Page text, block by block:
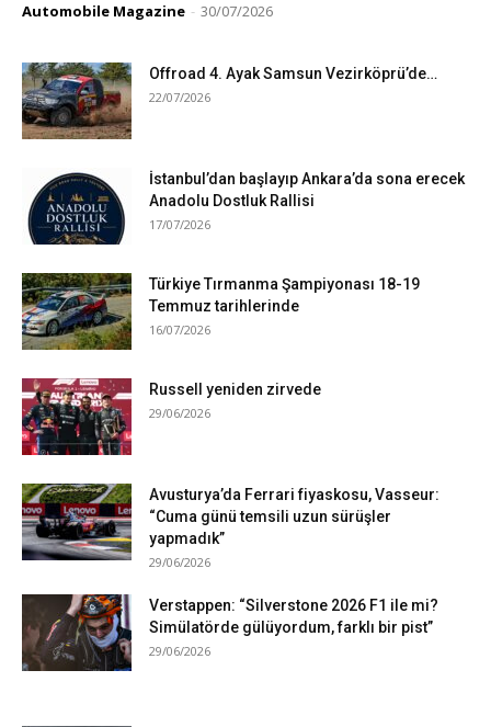
Automobile Magazine - 30/07/2026
Offroad 4. Ayak Samsun Vezirköprü’de…
22/07/2026
İstanbul’dan başlayıp Ankara’da sona erecek
Anadolu Dostluk Rallisi
17/07/2026
Türkiye Tırmanma Şampiyonası 18-19
Temmuz tarihlerinde
16/07/2026
Russell yeniden zirvede
29/06/2026
Avusturya’da Ferrari fiyaskosu, Vasseur:
“Cuma günü temsili uzun sürüşler
yapmadık”
29/06/2026
Verstappen: “Silverstone 2026 F1 ile mi?
Simülatörde gülüyordum, farklı bir pist”
29/06/2026